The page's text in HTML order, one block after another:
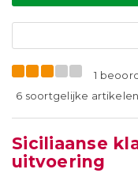
1
6 soortgelijke
Siciliaanse
uitvoering